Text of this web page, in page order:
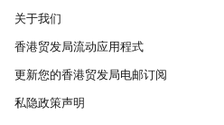
关于我们
香港贸发局流动应用程式
更新您的香港贸发局电邮订阅
私隐政策声明